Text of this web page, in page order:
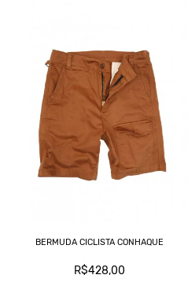
BERMUDA CICLISTA CONHAQUE
R$428,00